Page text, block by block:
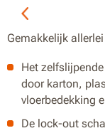
Gemakkelijk
Het
door karton,
vloerbedekking
De lock-out